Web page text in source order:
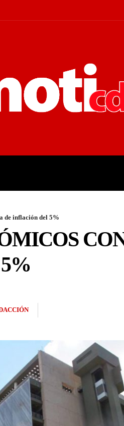
de inflación del 5%